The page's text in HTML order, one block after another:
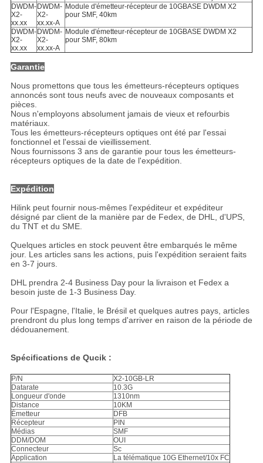
DWDM-
X2-
xx.xx
DWDM-
X2-
xx.xx-A
Module d'émetteur-récepteur de 10GBASE DWDM X2
pour SMF, 40km
DWDM-
X2-
xx.xx
DWDM-
X2-
xx.xx-A
Module d'émetteur-récepteur de 10GBASE DWDM X2
pour SMF, 80km
Garantie
Nous promettons que tous les émetteurs-récepteurs optiques
annoncés sont tous neufs avec de nouveaux composants et
pièces.
Nous n'employons absolument jamais de vieux et refourbis
matériaux.
Tous les émetteurs-récepteurs optiques ont été par l'essai
fonctionnel et l'essai de vieillissement.
Nous fournissons 3 ans de garantie pour tous les émetteurs-
récepteurs optiques de la date de l'expédition.
Expédition
Hilink peut fournir nous-mêmes l'expéditeur et expéditeur
désigné par client de la manière par de Fedex, de DHL, d'UPS,
du TNT et du SME.
Quelques articles en stock peuvent être embarqués le même
jour. Les articles sans les actions, puis l'expédition seraient faits
en 3-7 jours.
DHL prendra 2-4 Business Day pour la livraison et Fedex a
besoin juste de 1-3 Business Day.
Pour l'Espagne, l'Italie, le Brésil et quelques autres pays, articles
prendront du plus long temps d'arriver en raison de la période de
dédouanement.
Spécifications de Qucik :
P/N
X2-10GB-LR
Datarate
10.3G
Longueur d'onde
1310nm
Distance
10KM
Émetteur
DFB
Récepteur
PIN
Médias
SMF
DDM/DOM
OUI
Connecteur
Sc
Application
La télématique 10G Ethernet/10x FC